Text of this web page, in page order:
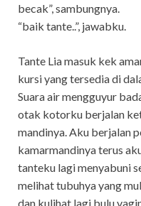
becak”, sambungnya.
“baik tante..”, jawabku.
Tante Lia masuk kek
kursi yang tersedia di
Suara air mengguyur
otak kotorku berjalan
mandinya. Aku berjalan
kamarmandinya terus
tanteku lagi menyabuni
melihat tubuhya yang
dan kulihat lagi bulu